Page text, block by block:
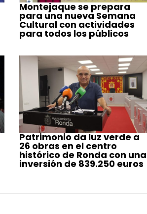
Montejaque se prepara
para una nueva Semana
Cultural con actividades
para todos los públicos
Patrimonio da luz verde a
26 obras en el centro
histórico de Ronda con una
inversión de 839.250 euros